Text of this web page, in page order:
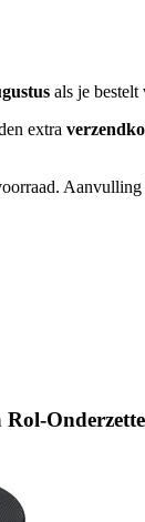
als je bestelt
extra